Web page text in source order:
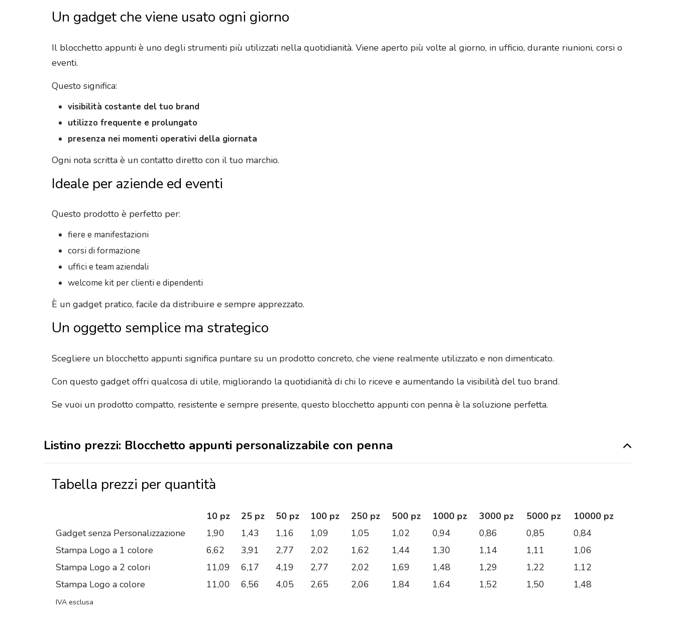
Un gadget che viene usato ogni giorno
Il blocchetto appunti è uno degli strumenti più utilizzati nella quotidianità. Viene aperto più volte al giorno, in ufficio, durante riunioni, corsi o
eventi.
Questo significa:
visibilità costante del tuo brand
utilizzo frequente e prolungato
presenza nei momenti operativi della giornata
Ogni nota scritta è un contatto diretto con il tuo marchio.
Ideale per aziende ed eventi
Questo prodotto è perfetto per:
fiere e manifestazioni
corsi di formazione
uffici e team aziendali
welcome kit per clienti e dipendenti
È un gadget pratico, facile da distribuire e sempre apprezzato.
Un oggetto semplice ma strategico
Scegliere un blocchetto appunti significa puntare su un prodotto concreto, che viene realmente utilizzato e non dimenticato.
Con questo gadget offri qualcosa di utile, migliorando la quotidianità di chi lo riceve e aumentando la visibilità del tuo brand.
Se vuoi un prodotto compatto, resistente e sempre presente, questo blocchetto appunti con penna è la soluzione perfetta.
Listino prezzi: Blocchetto appunti personalizzabile con penna
Tabella prezzi per quantità
10 pz 25 pz 50 pz 100 pz 250 pz 500 pz 1000 pz 3000 pz 5000 pz
10000 pz
Gadget senza Personalizzazione
1,90 1,43 1,16 1,09 1,05 1,02 0,94 0,86 0,85
0,84
Stampa Logo a 1 colore
6,62 3,91 2,77 2,02 1,62 1,44 1,30 1,14 1,11
1,06
Stampa Logo a 2 colori
11,09 6,17 4,19 2,77 2,02 1,69 1,48 1,29 1,22
1,12
Stampa Logo a colore
11,00 6,56 4,05 2,65 2,06 1,84 1,64 1,52 1,50 1,48
IVA esclusa